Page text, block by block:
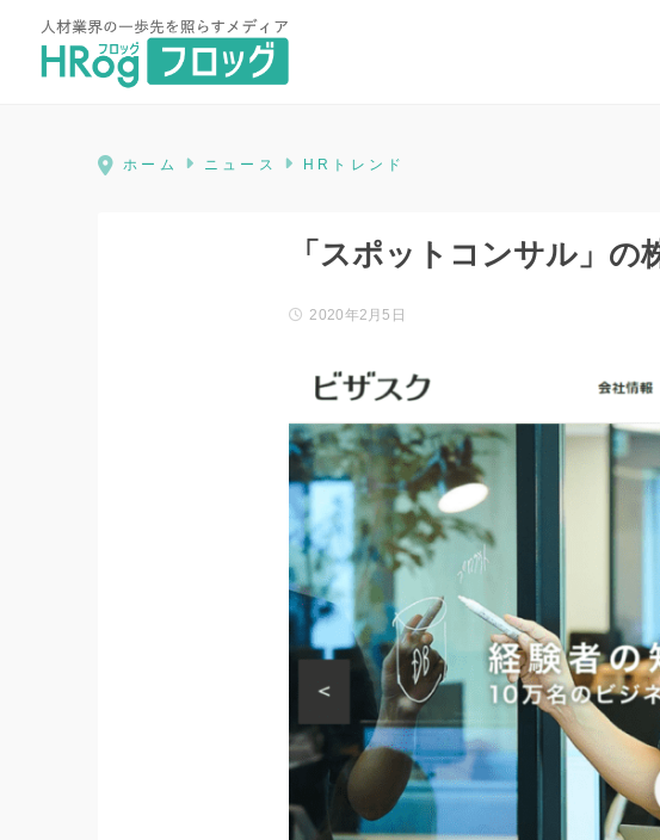
HRog | 人材業界の一歩先を照らすメディア
ホーム ニュース HRトレンド
「スポットコンサル」
2020年2月5日